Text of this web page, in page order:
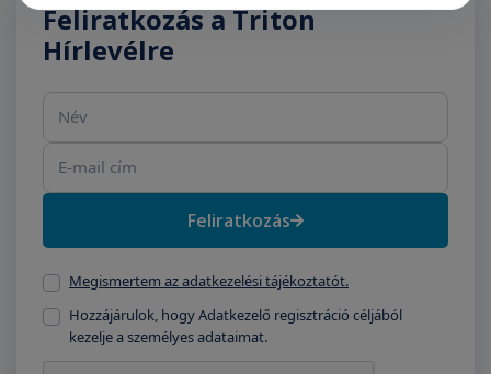
Feliratkozás a Triton
Hírlevélre
Feliratkozás
Megismertem az adatkezelési tájékoztatót.
Hozzájárulok, hogy Adatkezelő regisztráció céljából
kezelje a személyes adataimat.